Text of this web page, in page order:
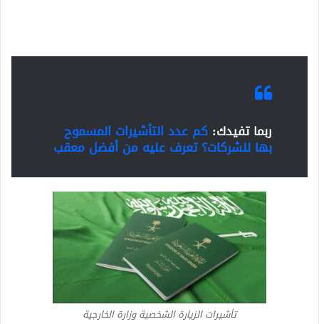
ربما تفيدك: كم عدد التأشيرات المسموح
بها للشركات؟ تعرف عليه من أفضل معقب
تأشيرات الزيارة الشخصية وزارة الخارجية